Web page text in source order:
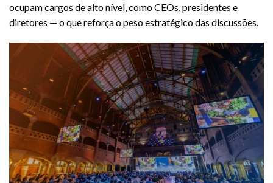
ocupam cargos de alto nível, como CEOs, presidentes e
diretores — o que reforça o peso estratégico das discussões.